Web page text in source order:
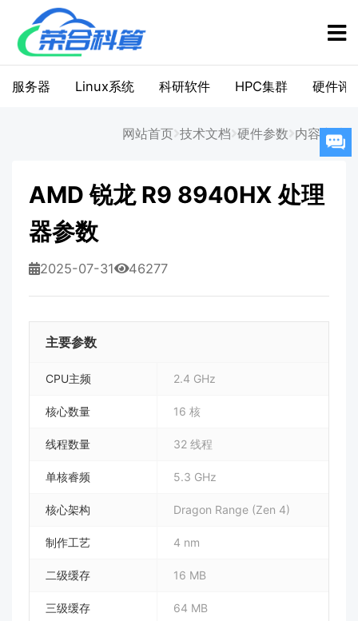
服务器 Linux系统 科研软件 HPC集群 硬件评
网站首页 技术文档 硬件参数 内容详情
AMD 锐龙 R9 8940HX 处理
器参数
2025-07-31 46277
主要参数
CPU主频 2.4 GHz
核心数量 16 核
线程数量 32 线程
单核睿频 5.3 GHz
核心架构 Dragon Range (Zen 4)
制作工艺 4 nm
二级缓存 16 MB
三级缓存 64 MB